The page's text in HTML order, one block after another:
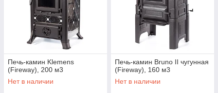
Печь-камин Klemens
(Fireway), 200 м3
Нет в наличии
Печь-камин Bruno II чугунная
(Fireway), 160 м3
Нет в наличии